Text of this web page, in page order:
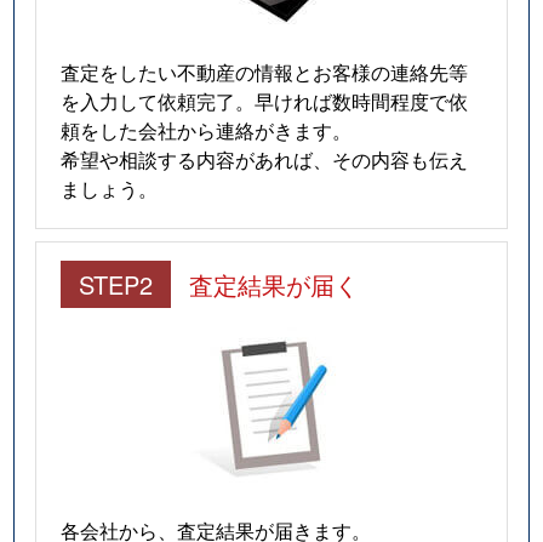
査定をしたい不動産の情報とお客様の連絡先等
を入力して依頼完了。早ければ数時間程度で依
頼をした会社から連絡がきます。
希望や相談する内容があれば、その内容も伝え
ましょう。
STEP2 査定結果が届く
各会社から、査定結果が届きます。